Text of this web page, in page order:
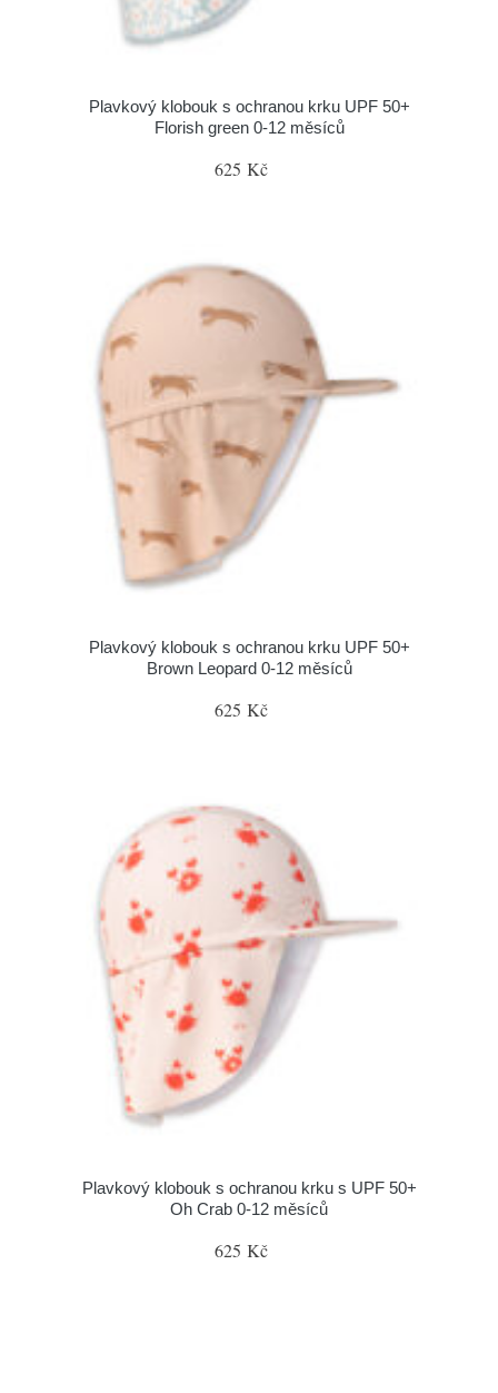
Plavkový klobouk s ochranou krku UPF 50+
Florish green 0-12 měsíců
625 Kč
Plavkový klobouk s ochranou krku UPF 50+
Brown Leopard 0-12 měsíců
625 Kč
Plavkový klobouk s ochranou krku s UPF 50+
Oh Crab 0-12 měsíců
625 Kč